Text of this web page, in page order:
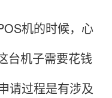
机的时候，心
台机子需要花钱
请过程是有涉及